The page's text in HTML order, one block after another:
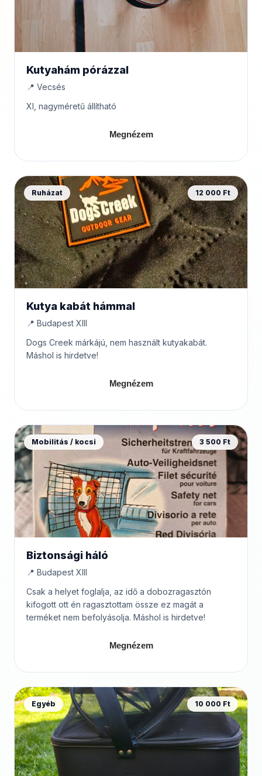
Kutyahám pórázzal
📍 Vecsés
Xl, nagyméretű állítható
Megnézem
Ruházat 12 000 Ft
Kutya kabát hámmal
📍 Budapest XIII
Dogs Creek márkájú, nem használt kutyakabát.
Máshol is hirdetve!
Megnézem
Mobilitás / kocsi 3 500 Ft
Biztonsági háló
📍 Budapest XIII
Csak a helyet foglalja, az idő a dobozragasztón
kifogott ott én ragasztottam össze ez magát a
terméket nem befolyásolja. Máshol is hirdetve!
Megnézem
Egyéb 10 000 Ft